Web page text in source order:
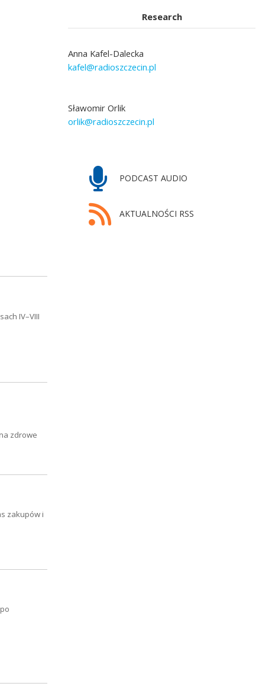
Research
Anna Kafel-Dalecka
kafel@radioszczecin.pl
Sławomir Orlik
orlik@radioszczecin.pl
PODCAST AUDIO
AKTUALNOŚCI RSS
IV–VIII
zdrowe
zakupów i